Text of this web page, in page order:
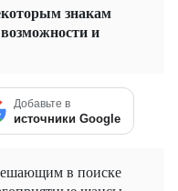
знакам
и
Добавьте в
источники Google
в поиске